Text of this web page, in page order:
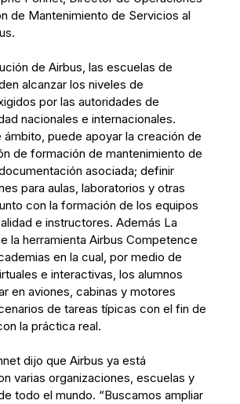
de Mantenimiento de Servicios al
de Airbus, las escuelas de
alcanzar los niveles de
por las autoridades de
nacionales e internacionales.
puede apoyar la creación de
de formación de mantenimiento de
asociada; definir
para aulas, laboratorios y otras
con la formación de los equipos
e instructores. Además La
la herramienta Airbus Competence
en la cual, por medio de
e interactivas, los alumnos
en aviones, cabinas y motores
de tareas típicas con el fin de
la práctica real.
dijo que Airbus ya está
varias organizaciones, escuelas y
todo el mundo. “Buscamos ampliar